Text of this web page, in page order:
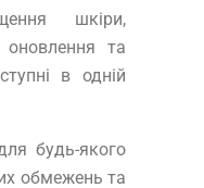
шкіри,
оновлення та
в одній
будь-якого
обмежень та